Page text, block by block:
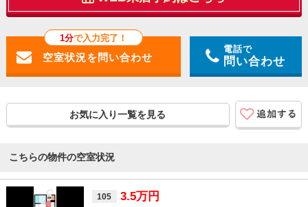
1分で入力完了！
電話で
問い合わせ
お気に入り一覧を見る
こちらの物件の空室状況
105 3.5万円